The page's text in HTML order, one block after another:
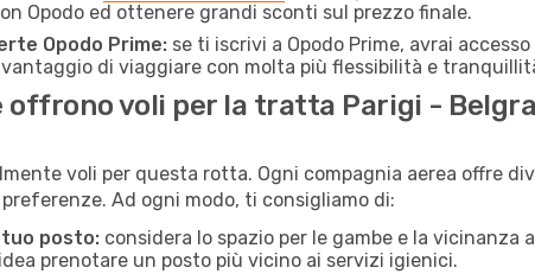
Opodo ed ottenere grandi sconti sul prezzo finale.
Opodo Prime: se ti iscrivi a Opodo Prime, avrai
di viaggiare con molta più flessibilità e
offrono voli per la tratta Parigi -
voli per questa rotta. Ogni compagnia aerea offre
Ad ogni modo, ti consigliamo di:
posto: considera lo spazio per le gambe e la vicinanza
prenotare un posto più vicino ai servizi igienici.